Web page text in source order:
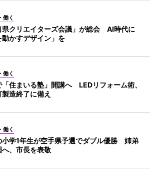
働く
県クリエイターズ会議」が総会 AI時代に
動かすデザイン」を
働く
「住まいる塾」開講へ LEDリフォーム術、
造終了に備え
働く
小学1年生が空手県予選でダブル優勝 姉弟
へ、市長を表敬